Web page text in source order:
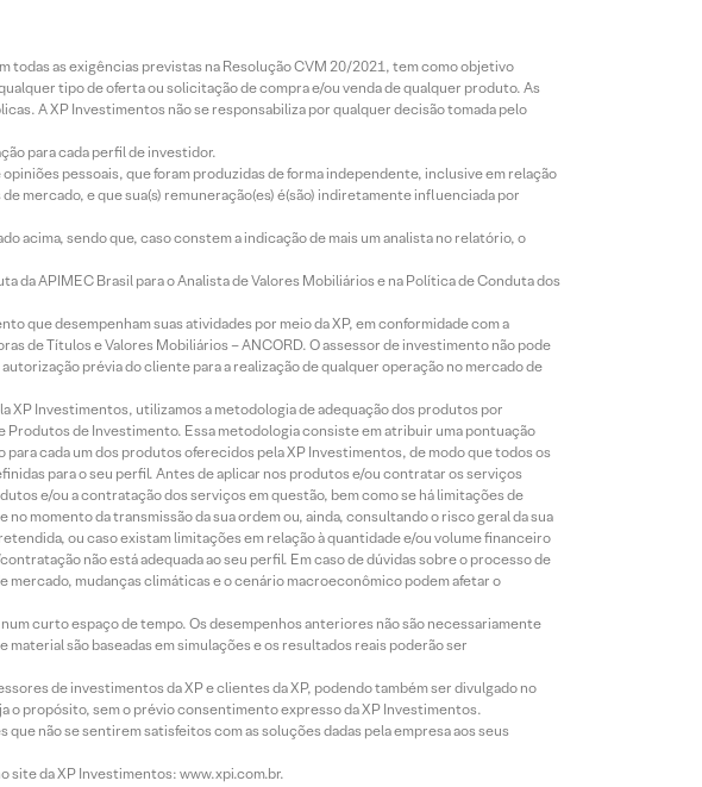
todas as exigências previstas na Resolução CVM 20/2021, tem como objetivo
tipo de oferta ou solicitação de compra e/ou venda de qualquer produto. As
A XP Investimentos não se responsabiliza por qualquer decisão tomada pelo
para cada perfil de investidor.
pessoais, que foram produzidas de forma independente, inclusive em relação
mercado, e que sua(s) remuneração(es) é(são) indiretamente influenciada por
acima, sendo que, caso constem a indicação de mais um analista no relatório, o
da APIMEC Brasil para o Analista de Valores Mobiliários e na Política de Conduta dos
que desempenham suas atividades por meio da XP, em conformidade com a
de Títulos e Valores Mobiliários – ANCORD. O assessor de investimento não pode
prévia do cliente para a realização de qualquer operação no mercado de
Investimentos, utilizamos a metodologia de adequação dos produtos por
Produtos de Investimento. Essa metodologia consiste em atribuir uma pontuação
cada um dos produtos oferecidos pela XP Investimentos, de modo que todos os
para o seu perfil. Antes de aplicar nos produtos e/ou contratar os serviços
e/ou a contratação dos serviços em questão, bem como se há limitações de
momento da transmissão da sua ordem ou, ainda, consultando o risco geral da sua
ou caso existam limitações em relação à quantidade e/ou volume financeiro
não está adequada ao seu perfil. Em caso de dúvidas sobre o processo de
mudanças climáticas e o cenário macroeconômico podem afetar o
curto espaço de tempo. Os desempenhos anteriores não são necessariamente
são baseadas em simulações e os resultados reais poderão ser
de investimentos da XP e clientes da XP, podendo também ser divulgado no
o propósito, sem o prévio consentimento expresso da XP Investimentos.
não se sentirem satisfeitos com as soluções dadas pela empresa aos seus
site da XP Investimentos: www.xpi.com.br.